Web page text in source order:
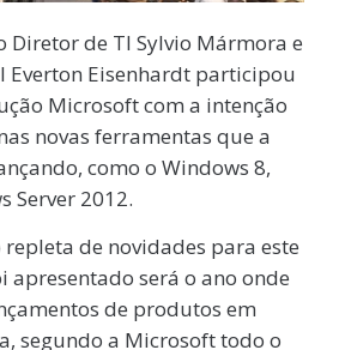
Diretor de TI Sylvio Mármora e
Everton Eisenhardt participou
Microsoft com a intenção
novas ferramentas que a
como o Windows 8,
Server 2012.
de novidades para este
apresentado será o ano onde
de produtos em
segundo a Microsoft todo o